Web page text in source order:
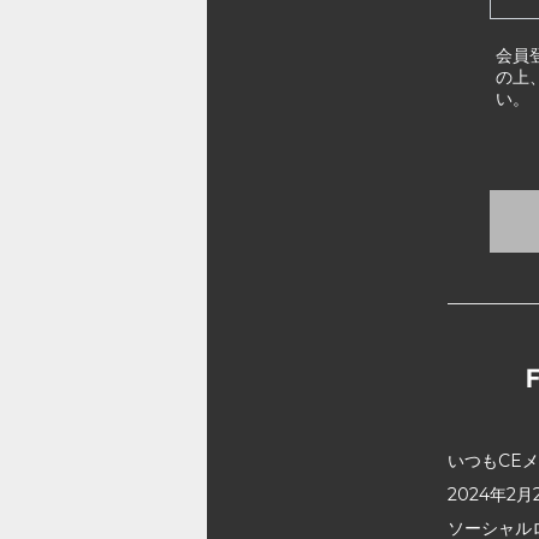
会員
の上
い。
いつもCE
2024年2月
ソーシャ